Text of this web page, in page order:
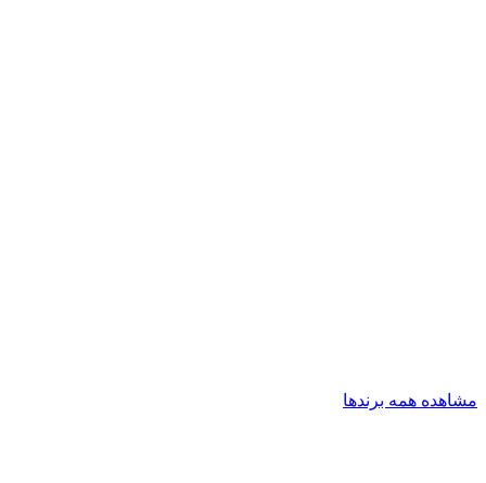
مشاهده همه برندها